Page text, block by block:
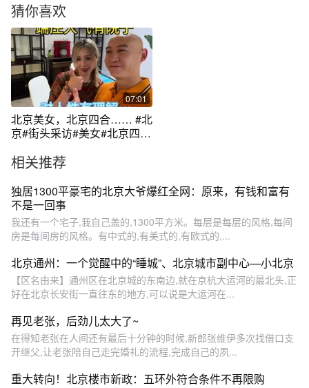
猜你喜欢
07:01
北京美女，北京四合…… #北
京#街头采访#美女#北京四合
相关推荐
独居1300平豪宅的北京大爷爆红全网：原来，有钱和富有
不是一回事
我还有一个宅子,我自己盖的,1300平方米。每层是每层的风格,每间
房是每间房的风格。有中式的,有美式的,有欧式的,...
北京通州：一个觉醒中的“睡城”、北京城市副中心—小北京
【区名由来】通州区在北京城的东南边,就在京杭大运河的最北头,正
好在北京长安街一直往东的地方,可以说是大运河在...
再见老张，后劲儿太大了~
在得知老张在人间还有最后十分钟的时候,新郎张维伊多次找借口支
开继父,让老张陪自己走完婚礼的流程,完成自己的夙...
重大转向！北京楼市新政：五环外符合条件不再限购